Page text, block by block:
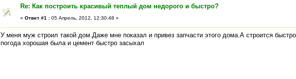
Re: Как построить красивый теплый дом недорого и быстро?
« Ответ #1 : 05 Апрель, 2012, 12:30:48 »
У меня муж строил такой дом.Даже мне показал и привез запчасти этого дома.А строится
погода хорошая была и цемент быстро засыхал